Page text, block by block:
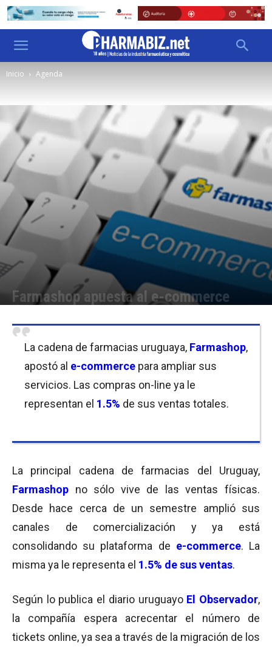
Inicio Agenda
Farmashop apuesta al e-commerce
La cadena de farmacias uruguaya, Farmashop,
apostó al e-commerce para ampliar sus
servicios. Las compras on-line ya le
representan el 1.5% de sus ventas totales.
La principal cadena de farmacias del Uruguay,
Farmashop no sólo vive de las ventas físicas.
Desde hace cerca de un semestre amplió sus
canales de comercialización y ya está
consolidando su plataforma de e-commerce. La
misma ya le representa el 1.5% de sus ventas.
Según lo publica el diario uruguayo El Observador,
la compañía espera acrecentar el número de
tickets online, ya sea a través de la migración de los